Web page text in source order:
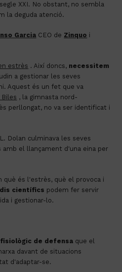
XXI. No obstant, no sembla
la deguda atenció.
Garcia CEO de Zinquo i
estrès . Així doncs, necessitem
a gestionar les seves
Aquest és un fet que va
, la gimnasta nord-
perllongat, no va ser identificat i
el llançament d'una eina per
científics podem fer servir
i gestionar-lo.
fisiològic de defensa que el
davant de situacions
d'adaptar-se.